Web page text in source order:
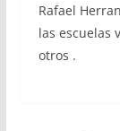
Rafael
las escuelas
otros .